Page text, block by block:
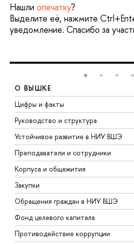
Нашли опечатку?
Выделите её, нажмите
уведомление. Спасибо за
О ВЫШКЕ
Цифры и факты
Руководство и структура
Устойчивое развитие в НИУ ВШЭ
Преподаватели и сотрудники
Корпуса и общежития
Закупки
Обращения граждан в НИУ ВШЭ
Фонд целевого капитала
Противодействие коррупции